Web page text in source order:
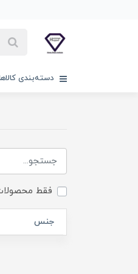
دسته‌بندی
فقط
جنس